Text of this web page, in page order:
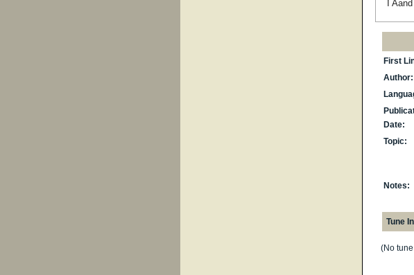
I
First
Author:
Date:
Topic:
Notes:
Tune
(No